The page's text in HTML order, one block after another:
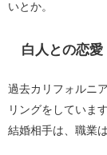
いとか。
白人との恋
過去カリフォルニ
リングをしていま
結婚相手は、職業